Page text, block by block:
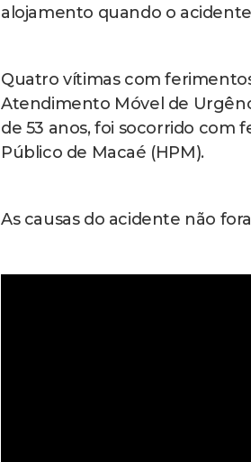
alojamento quando o
Quatro vítimas com
Atendimento Móvel de
de 53 anos, foi socorrido com
Público de Macaé (HPM).
As causas do acidente não